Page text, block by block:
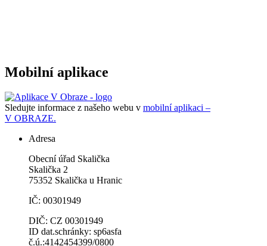
Mobilní aplikace
Sledujte informace z našeho webu v mobilní aplikaci –
V OBRAZE.
Adresa
Obecní úřad Skalička
Skalička 2
75352 Skalička u Hranic
IČ: 00301949
DIČ: CZ 00301949
ID dat.schránky: sp6asfa
č.ú.:4142454399/0800